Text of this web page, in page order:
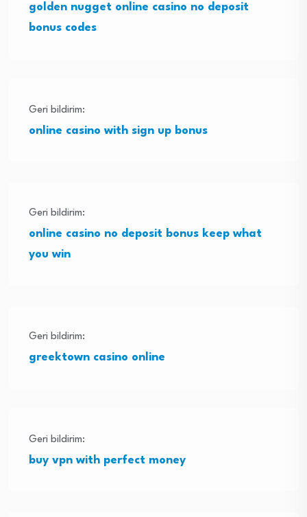
golden nugget online casino no deposit
bonus codes
Geri bildirim:
online casino with sign up bonus
Geri bildirim:
online casino no deposit bonus keep what
you win
Geri bildirim:
greektown casino online
Geri bildirim:
buy vpn with perfect money